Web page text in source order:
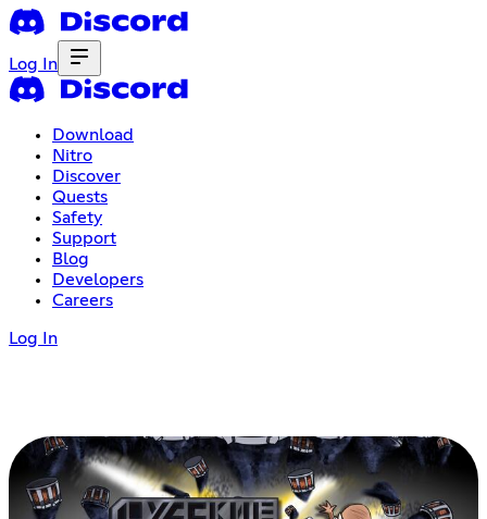
Log In
Download
Nitro
Discover
Quests
Safety
Support
Blog
Developers
Careers
Log In